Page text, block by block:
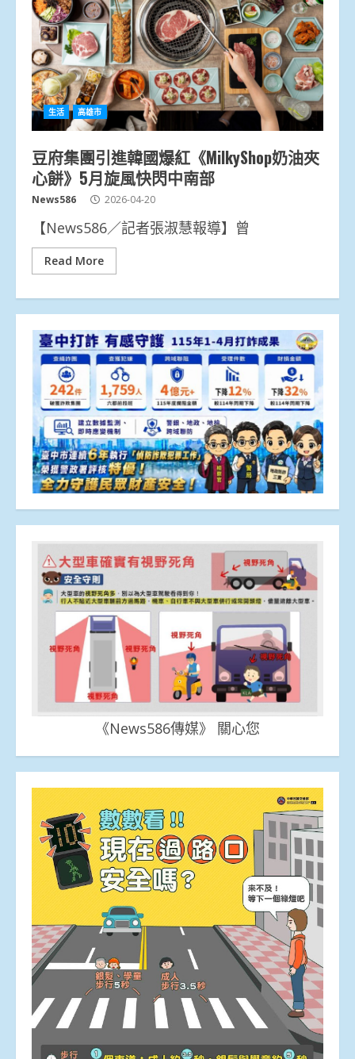
生活 高雄市
豆府集團引進韓國爆紅《MilkyShop奶油夾
心餅》5月旋風快閃中南部
News586 2026-04-20
【News586／記者張淑慧報導】曾
Read More
《News586傳媒》 關心您